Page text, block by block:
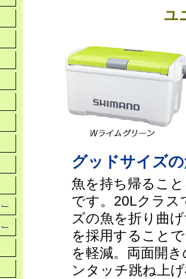
ユ
グッドサイズ
魚を持ち帰るこ
です。20Lクラス
ズの魚を折り曲
を採用すること
を軽減。両面開
ンタッチ跳ね上